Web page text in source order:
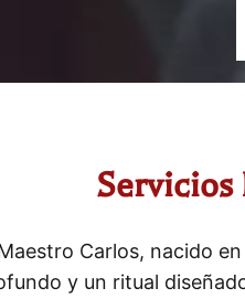
Servicios
Carlos, nacido
y un ritual